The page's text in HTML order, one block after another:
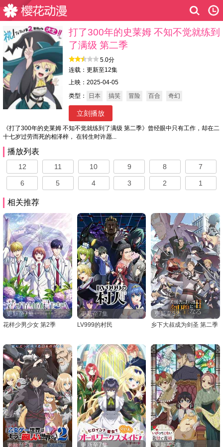
打了300年的史莱姆 不知不觉就练到
了满级 第二季
5.0分
连载：更新至12集
上映：2025-04-05
类型：
日本 搞笑 冒险 百合 奇幻
立刻播放
《打了300年的史莱姆 不知不觉就练到了满级 第二季》曾经眼中只有工作，却在二
十七岁过劳而死的相泽梓， 在转生时许愿...
播放列表
12 11 10 9 8 7
6 5 4 3 2 1
相关推荐
更新至7集
花样少男少女 第2季
更新至7集
LV999的村民
更新至5集
乡下大叔成为剑圣 第二季
更新至5集 更新至7集 更新至5集